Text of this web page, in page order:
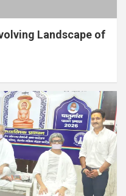
Landscape of